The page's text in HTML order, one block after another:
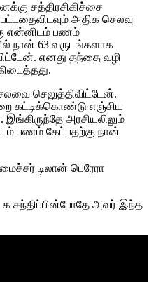
சத்திரசிகிச்சை
அதிக செலவு
என்னிடம் பணம்
நான் 63 வருடங்களாக
எனது தந்தை வழி
செலுத்திவிட்டேன்.
கட்டிக்கொண்டு எஞ்சிய
அரசியலிலும்
பணம் கேட்பதற்கு நான்
டிலான் பெரேரா
சந்திப்பின்போதே அவர் இந்த